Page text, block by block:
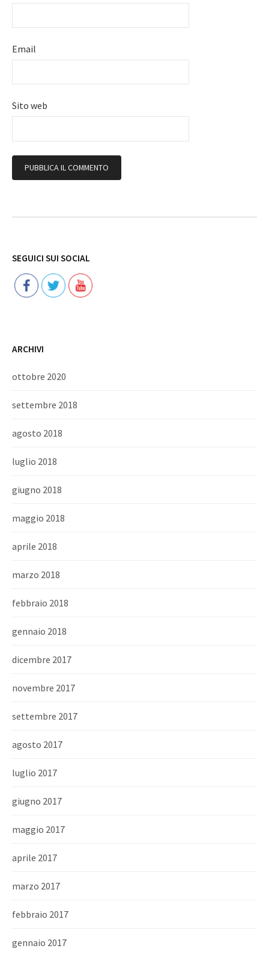
Email
Sito web
SEGUICI SUI SOCIAL
ARCHIVI
ottobre 2020
settembre 2018
agosto 2018
luglio 2018
giugno 2018
maggio 2018
aprile 2018
marzo 2018
febbraio 2018
gennaio 2018
dicembre 2017
novembre 2017
settembre 2017
agosto 2017
luglio 2017
giugno 2017
maggio 2017
aprile 2017
marzo 2017
febbraio 2017
gennaio 2017